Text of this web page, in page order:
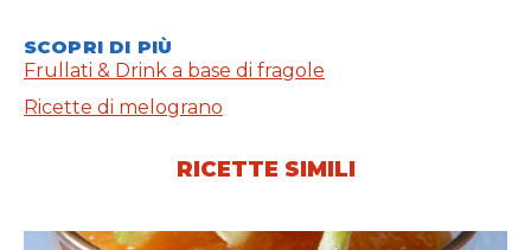
SCOPRI DI PIÙ
Frullati & Drink a base di fragole
Ricette di melograno
RICETTE SIMILI